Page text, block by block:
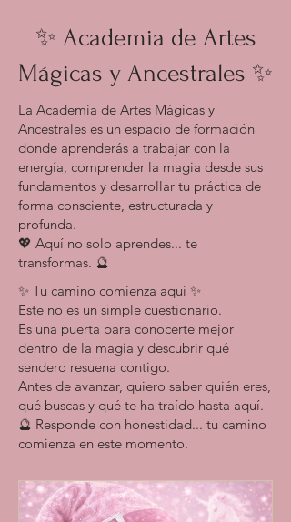
✨ Academia de Artes
Mágicas y Ancestrales ✨
La Academia de Artes Mágicas y
Ancestrales es un espacio de formación
donde aprenderás a trabajar con la
energía, comprender la magia desde sus
fundamentos y desarrollar tu práctica de
forma consciente, estructurada y
profunda.
💖 Aquí no solo aprendes... te
transformas. 🔮
✨ Tu camino comienza aquí ✨
Este no es un simple cuestionario.
Es una puerta para conocerte mejor
dentro de la magia y descubrir qué
sendero resuena contigo.
Antes de avanzar, quiero saber quién eres,
qué buscas y qué te ha traído hasta aquí.
🔮 Responde con honestidad... tu camino
comienza en este momento.